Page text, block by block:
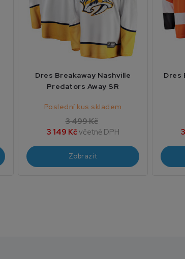
Dres Breakaway Nashville
Predators Away SR
Poslední kus skladem
3 499 Kč
3 149 Kčvčetně DPH
Zobrazit
Dres